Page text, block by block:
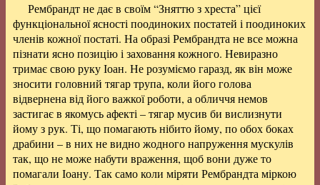
Рембрандт не дає в своїм “Зняттю з хреста” цієї
функціональної ясності поодиноких постатей і поодиноких
членів кожної постаті. На образі Рембрандта не все можна
пізнати ясно позицію і заховання кожного. Невиразно
тримає свою руку Іоан. Не розуміємо гаразд, як він може
зносити головний тягар трупа, коли його голова
відвернена від його важкої роботи, а обличчя немов
застигає в якомусь афекті – тягар мусив би вислизнути
йому з рук. Ті, що помагають нібито йому, по обох боках
драбини – в них не видно жодного напруження мускулів
так, що не може набути враження, щоб вони дуже то
помагали Іоану. Так само коли міряти Рембрандта міркою